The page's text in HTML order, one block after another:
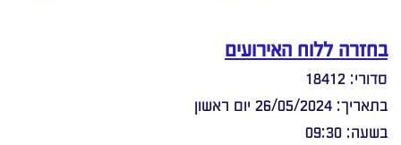
בחזרה ללוח האירועים
סדורי: 18412
בתאריך: 26/05/2024 יום ראשון
בשעה: 09:30